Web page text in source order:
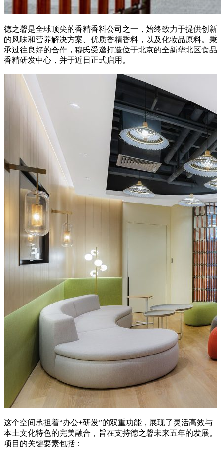
德之馨是全球顶尖的香精香料公司之一，始终致力于提供创新
的风味和营养解决方案、优质香精香料，以及化妆品原料。秉
承过往良好的合作，穆氏受邀打造位于北京的全新华北区食品
香精研发中心，并于近日正式启用。
这个空间承担着“办公+研发”的双重功能，展现了灵活高效与
本土文化特色的完美融合，旨在支持德之馨未来五年的发展。
项目的关键要素包括：